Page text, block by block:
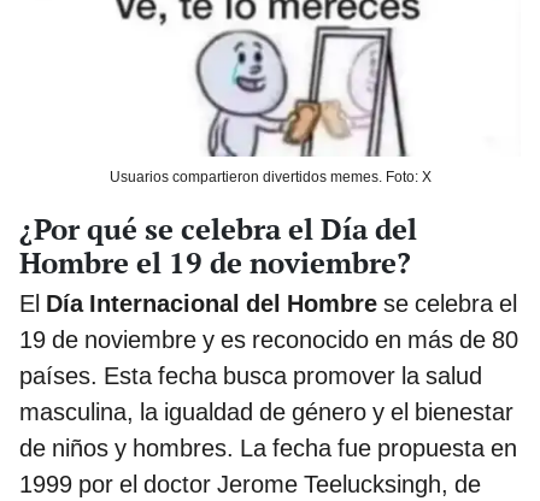
Usuarios compartieron divertidos memes. Foto: X
¿Por qué se celebra el Día del
Hombre el 19 de noviembre?
El Día Internacional del Hombre se celebra el
19 de noviembre y es reconocido en más de 80
países. Esta fecha busca promover la salud
masculina, la igualdad de género y el bienestar
de niños y hombres. La fecha fue propuesta en
1999 por el doctor Jerome Teelucksingh, de